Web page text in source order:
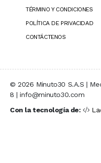
TÉRMINO Y CONDICIONES
POLÍTICA DE PRIVACIDAD
CONTÁCTENOS
© 2026 Minuto30 S.A.S |
8 | info@minuto30.com
Con la tecnología de: